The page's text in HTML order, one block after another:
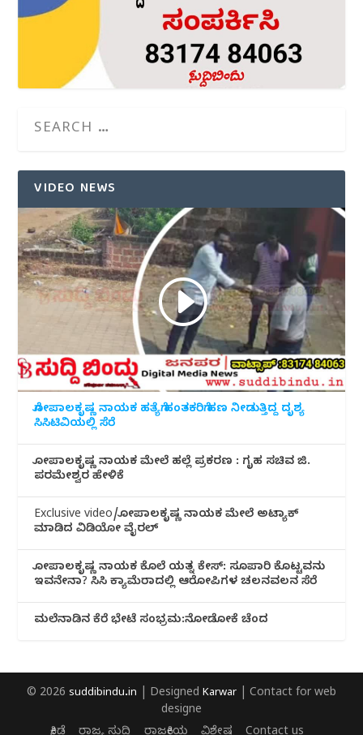
VIDEO NEWS
ಗೋಪಾಲಕೃಷ್ಣ ನಾಯಕ ಹತ್ಯೆಗೆ ಹಂತಕರಿಗೆ ಹಣ ನೀಡುತ್ತಿದ್ದ ದೃಶ್ಯ
ಸಿಸಿಟಿವಿಯಲ್ಲಿ ಸೆರೆ
ಗೋಪಾಲಕೃಷ್ಣ ನಾಯಕ ಮೇಲೆ ಹಲ್ಲೆ ಪ್ರಕರಣ : ಗೃಹ ಸಚಿವ ಜಿ.
ಪರಮೇಶ್ವರ ಹೇಳಿಕೆ
Exclusive video/ಗೋಪಾಲಕೃಷ್ಣ ನಾಯಕ ಮೇಲೆ ಅಟ್ಯಾಕ್
ಮಾಡಿದ ವಿಡಿಯೋ ವೈರಲ್
ಗೋಪಾಲಕೃಷ್ಣ ನಾಯಕ ಕೊಲೆ ಯತ್ನ ಕೇಸ್: ಸೂಪಾರಿ ಕೊಟ್ಟವನು
ಇವನೇನಾ? ಸಿಸಿ ಕ್ಯಾಮೆರಾದಲ್ಲಿ ಆರೋಪಿಗಳ ಚಲನವಲನ ಸೆರೆ
ಮಲೆನಾಡಿ‌ನ ಕೆರೆ ಭೇಟೆ ಸಂಭ್ರಮ:ನೋಡೋಕೆ ಚೆಂದ
© 2026 suddibindu.in | Designed Karwar | Contact for web
designe